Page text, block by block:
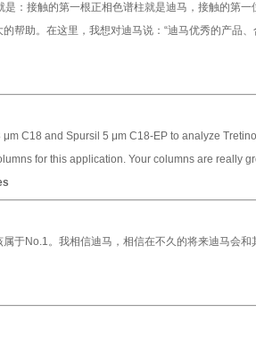
：接触的第一根正相色谱柱就是迪马，接触的第
帮助。在这里，我想对迪马说：“迪马优秀的产品
C18 and Spursil 5 μm C18-EP to analyze
for this application. Your columns are really
于No.1。我相信迪马，相信在不久的将来迪马会